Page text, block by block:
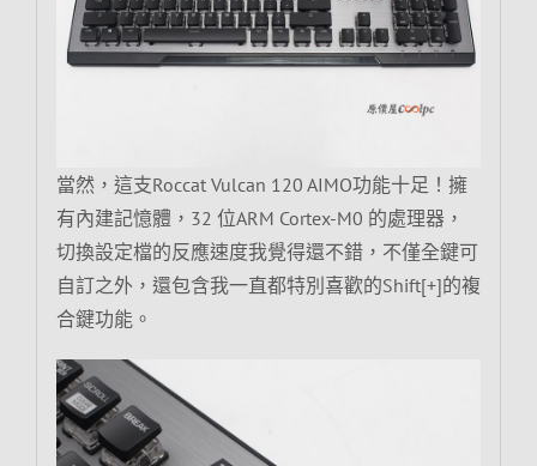
當然，這支Roccat Vulcan 120 AIMO功能十足！擁
有內建記憶體，32 位ARM Cortex-M0 的處理器，
切換設定檔的反應速度我覺得還不錯，不僅全鍵可
自訂之外，還包含我一直都特別喜歡的Shift[+]的複
合鍵功能。